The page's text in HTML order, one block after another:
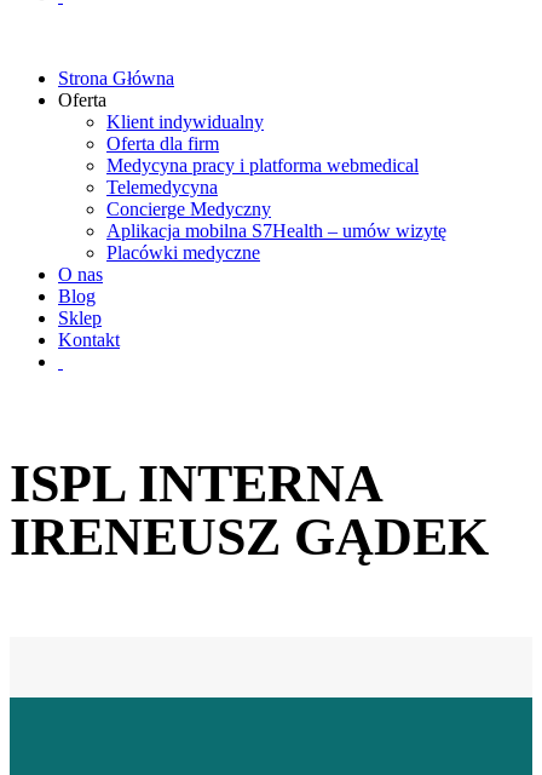
Strona Główna
Oferta
Klient indywidualny
Oferta dla firm
Medycyna pracy i platforma webmedical
Telemedycyna
Concierge Medyczny
Aplikacja mobilna S7Health – umów wizytę
Placówki medyczne
O nas
Blog
Sklep
Kontakt
ISPL INTERNA
IRENEUSZ GĄDEK